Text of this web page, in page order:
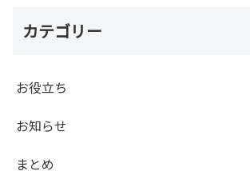
カテゴリー
お役立ち
お知らせ
まとめ